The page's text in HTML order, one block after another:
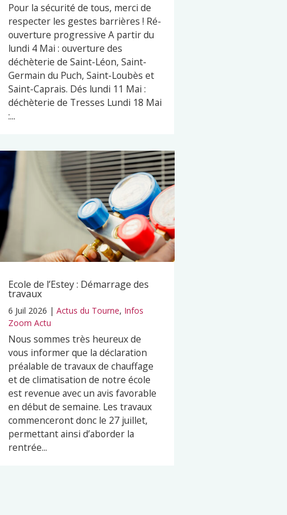
Pour la sécurité de tous, merci de
respecter les gestes barrières ! Ré-
ouverture progressive A partir du
lundi 4 Mai : ouverture des
déchèterie de Saint-Léon, Saint-
Germain du Puch, Saint-Loubès et
Saint-Caprais. Dés lundi 11 Mai :
déchèterie de Tresses Lundi 18 Mai
:...
Ecole de l’Estey : Démarrage des
travaux
6 Juil 2026 |Actus du Tourne, Infos
Zoom Actu
Nous sommes très heureux de
vous informer que la déclaration
préalable de travaux de chauffage
et de climatisation de notre école
est revenue avec un avis favorable
en début de semaine. Les travaux
commenceront donc le 27 juillet,
permettant ainsi d’aborder la
rentrée...